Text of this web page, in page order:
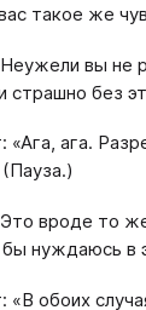
такое же
вы не
страшно без
«Ага, ага.
вроде то
бы нуждаюсь в
«В обоих